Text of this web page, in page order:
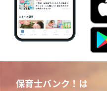
保育士バンク！は